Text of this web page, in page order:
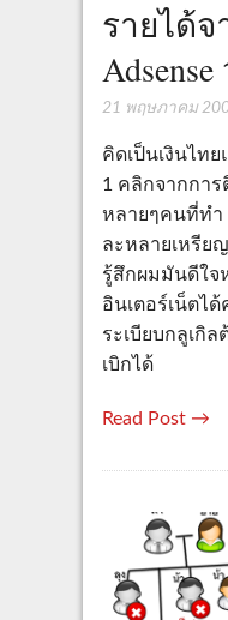
รายได้จ
21 พฤษภาคม
คิดเป็นเงินไท
1 คลิกจากการ
หลายๆคนที่ทำ
ละหลายเหรีย
รู้สึกผมมันดีใจ
อินเตอร์เน็ตไ
ระเบียบกลูเกิล
เบิกได้
Read Post →